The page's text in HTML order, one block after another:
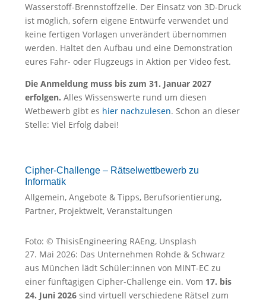
Wasserstoff-Brennstoffzelle. Der Einsatz von 3D-Druck
ist möglich, sofern eigene Entwürfe verwendet und
keine fertigen Vorlagen unverändert übernommen
werden. Haltet den Aufbau und eine Demonstration
eures Fahr- oder Flugzeugs in Aktion per Video fest.
Die Anmeldung muss bis zum 31. Januar 2027
erfolgen. Alles Wissenswerte rund um diesen
Wetbewerb gibt es hier nachzulesen. Schon an dieser
Stelle: Viel Erfolg dabei!
Cipher-Challenge – Rätselwettbewerb zu
Informatik
Allgemein, Angebote & Tipps, Berufsorientierung,
Partner, Projektwelt, Veranstaltungen
Foto: © ThisisEngineering RAEng, Unsplash
27. Mai 2026: Das Unternehmen Rohde & Schwarz
aus München lädt Schüler:innen von MINT-EC zu
einer fünftägigen Cipher-Challenge ein. Vom 17. bis
24. Juni 2026 sind virtuell verschiedene Rätsel zum